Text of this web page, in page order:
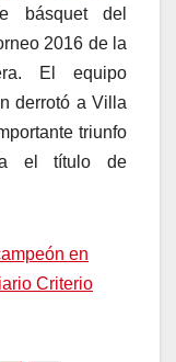
básquet del
2016 de la
El equipo
derrotó a Villa
triunfo
el título de
en
Criterio